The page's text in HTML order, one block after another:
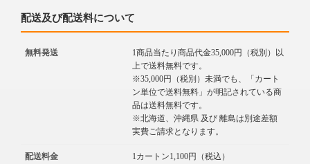
配送及び配送料について
無料発送
1商品当たり商品代金35,000円（税別）以
上で送料無料です。
※35,000円（税別）未満でも、「カート
ン単位で送料無料」が明記されている商
品は送料無料です。
※北海道、沖縄県 及び 離島は別途差額
実費ご請求となります。
配送料金
1カートン1,100円（税込）